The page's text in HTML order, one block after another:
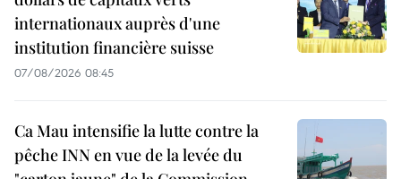
internationaux auprès d'une
institution financière suisse
07/08/2026 08:45
Ca Mau intensifie la lutte contre la
pêche INN en vue de la levée du